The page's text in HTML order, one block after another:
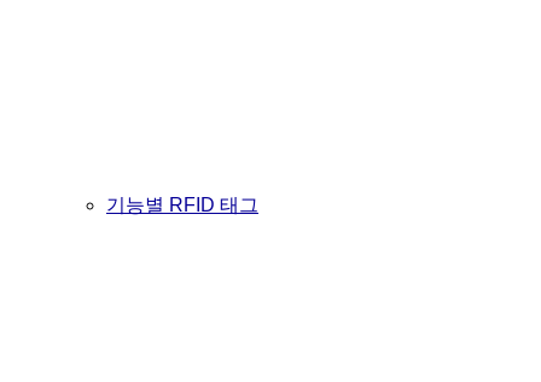
기능별 RFID 태그